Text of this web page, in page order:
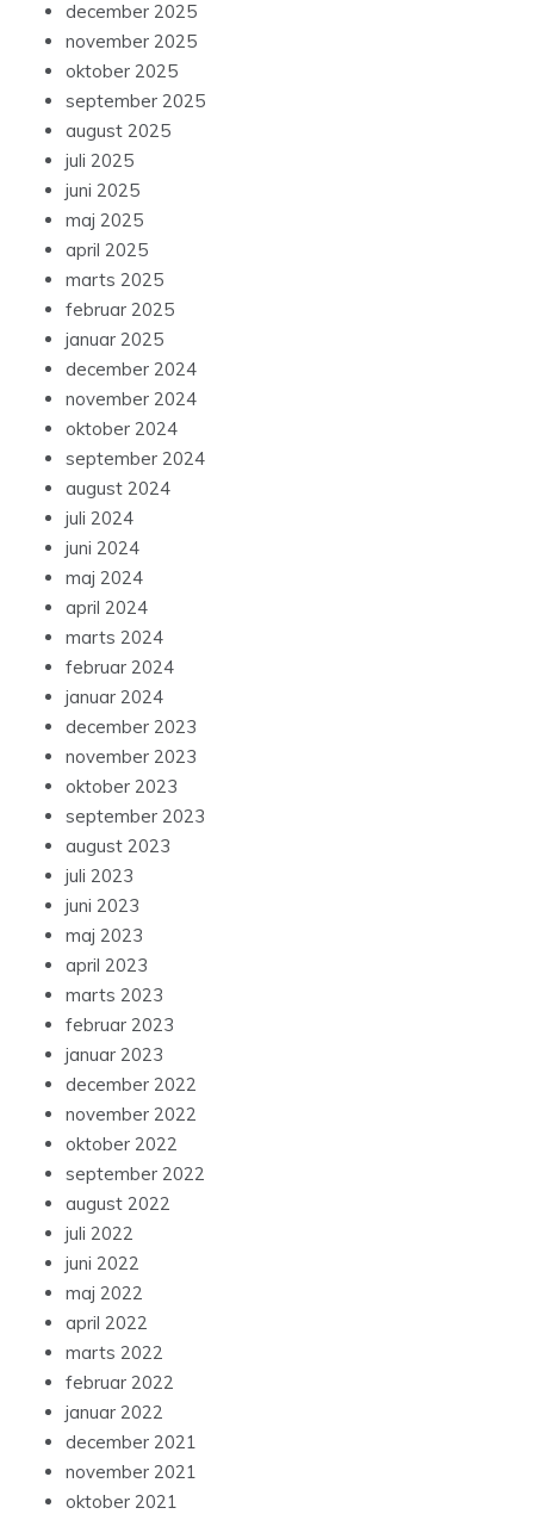
december 2025
november 2025
oktober 2025
september 2025
august 2025
juli 2025
juni 2025
maj 2025
april 2025
marts 2025
februar 2025
januar 2025
december 2024
november 2024
oktober 2024
september 2024
august 2024
juli 2024
juni 2024
maj 2024
april 2024
marts 2024
februar 2024
januar 2024
december 2023
november 2023
oktober 2023
september 2023
august 2023
juli 2023
juni 2023
maj 2023
april 2023
marts 2023
februar 2023
januar 2023
december 2022
november 2022
oktober 2022
september 2022
august 2022
juli 2022
juni 2022
maj 2022
april 2022
marts 2022
februar 2022
januar 2022
december 2021
november 2021
oktober 2021